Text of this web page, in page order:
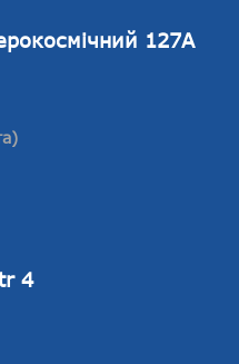
127А
4